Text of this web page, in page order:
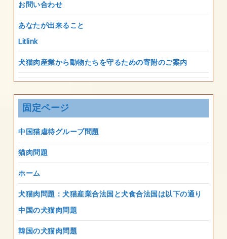
お問い合わせ
あなたが出来ること
Litlink
犬猫肉産業から動物たちを守るための寄附のご案内
固定ページ
中国猫虐待グループ問題
猫肉問題
ホーム
犬猫肉問題：犬猫産業合法国と犬食合法国は以下の通り
中国の犬猫肉問題
韓国の犬猫肉問題